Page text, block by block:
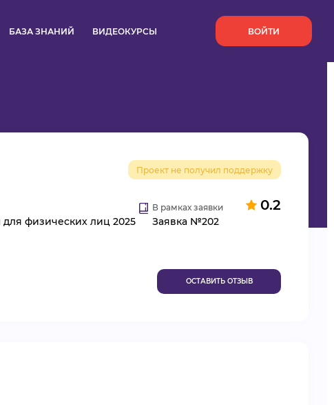
БАЗА ЗНАНИЙ ВИДЕОКУРСЫ ВОЙТИ
Проект не получил поддержку
0.2
физических лиц 2025
В рамках заявки
Заявка №202
ОСТАВИТЬ ОТЗЫВ